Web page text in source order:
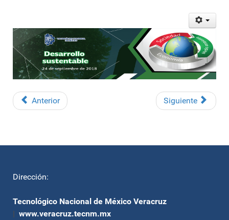
Anterior Siguiente
Dirección:
Tecnológico Nacional de México Veracruz
| www.veracruz.tecnm.mx